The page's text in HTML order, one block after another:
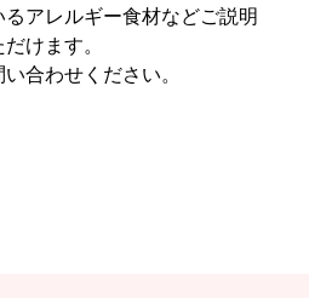
アレルギー食材などご説明
けます。
合わせください。